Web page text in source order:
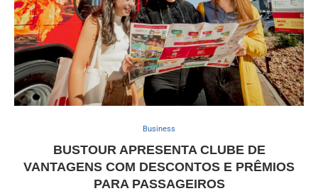
Business
BUSTOUR APRESENTA CLUBE DE
VANTAGENS COM DESCONTOS E PRÊMIOS
PARA PASSAGEIROS